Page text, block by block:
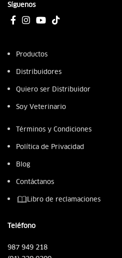
Síguenos
Productos
Distribuidores
Quiero ser Distribuidor
Soy Veterinario
Términos y Condiciones
Política de Privacidad
Blog
Contáctanos
Libro de reclamaciones
Teléfono
987 949 218